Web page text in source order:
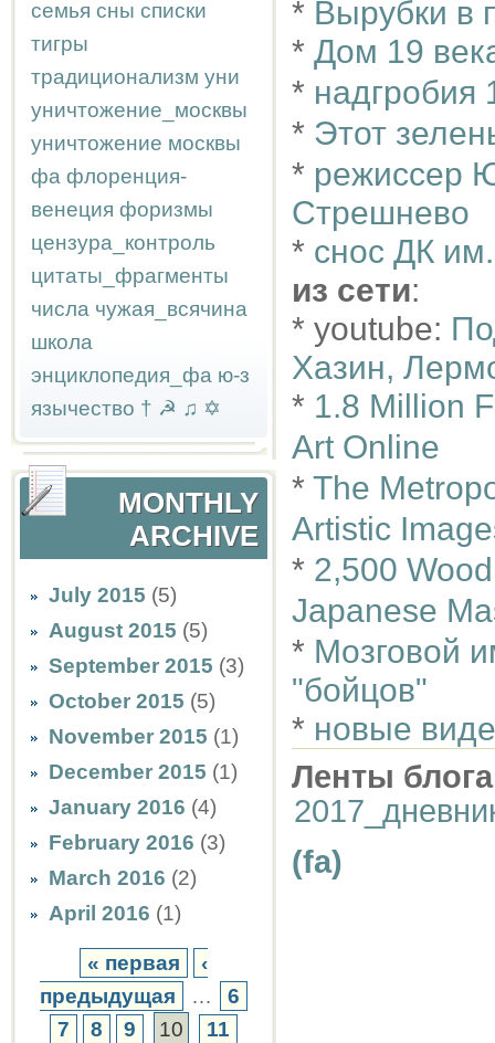
семья сны списки
тигры
традиционализм уни
уничтожение_москвы
уничтожение москвы
фа флоренция-
венеция форизмы
цензура_контроль
цитаты_фрагменты
числа чужая_всячина
школа
энциклопедия_фа ю-з
язычество † ☭ ♫ ✡
MONTHLY
ARCHIVE
July 2015 (5)
August 2015 (5)
September 2015 (3)
October 2015 (5)
November 2015 (1)
December 2015 (1)
January 2016 (4)
February 2016 (3)
March 2016 (2)
April 2016 (1)
« первая
‹
предыдущая
…
6
7
8 9 10
11
* Вырубки в
* Дом 19
* надгробия
* Этот
* режиссер
Стрешнево
* снос ДК
из сети:
* youtube:
Хазин,
* 1.8 Million
Art Online
* The
Artistic
* 2,500
Japanese
* Мозговой
"бойцов"
* новые
Ленты
(fa)